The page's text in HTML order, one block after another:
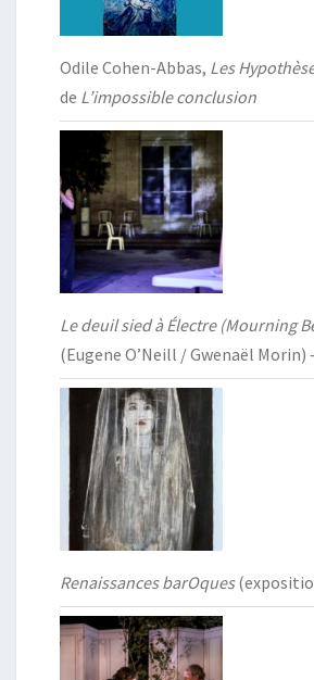
Odile Cohen-Abbas, Les
de L’impossible conclusion
Le deuil sied à Électre (Mourning
(Eugene O’Neill / Gwenaël Morin)
Renaissances barOques